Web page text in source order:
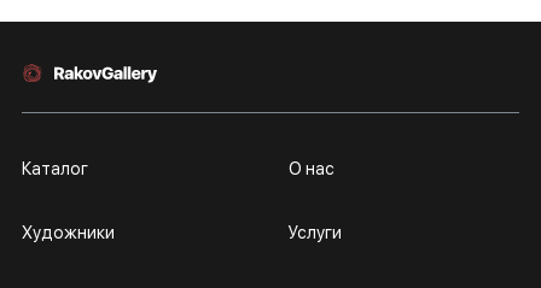
Каталог
Художники
О нас
Услуги